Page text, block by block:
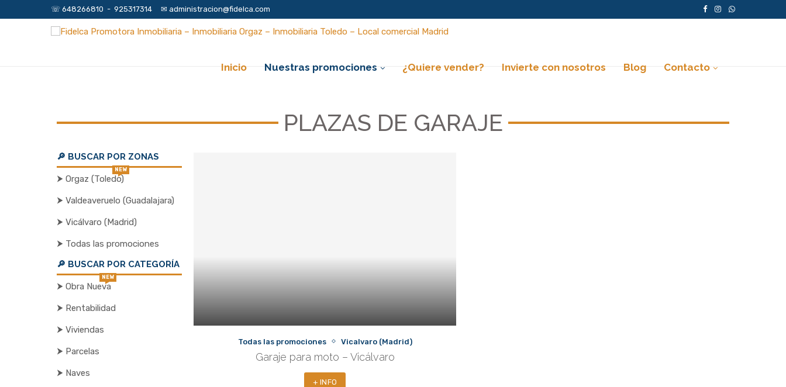
☏ 648266810 - 925317314 ✉︎ administracion@fidelca.com
Inicio Nuestras promociones ¿Quiere vender? Invierte con nosotros Blog Contacto
PLAZAS DE GARAJE
🔎 BUSCAR POR ZONAS
⮞ Orgaz (Toledo)
NEW
⮞ Valdeaveruelo (Guadalajara)
⮞ Vicálvaro (Madrid)
⮞ Todas las promociones
🔎 BUSCAR POR CATEGORÍA
⮞ Obra Nueva
NEW
⮞ Rentabilidad
⮞ Viviendas
⮞ Parcelas
⮞ Naves
Todas las promociones Vicalvaro (Madrid)
Garaje para moto – Vicálvaro
+ INFO